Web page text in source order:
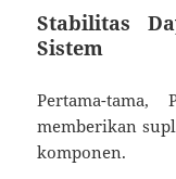
Stabilitas
Sistem
Pertama-
memberikan
komponen.